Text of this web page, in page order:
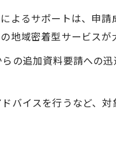
よるサポートは、申請
域密着型サービスが
の追加資料要請への
バイスを行うなど、